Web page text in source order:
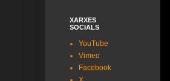
XARXES
SOCIALS
YouTube
Vimeo
Facebook